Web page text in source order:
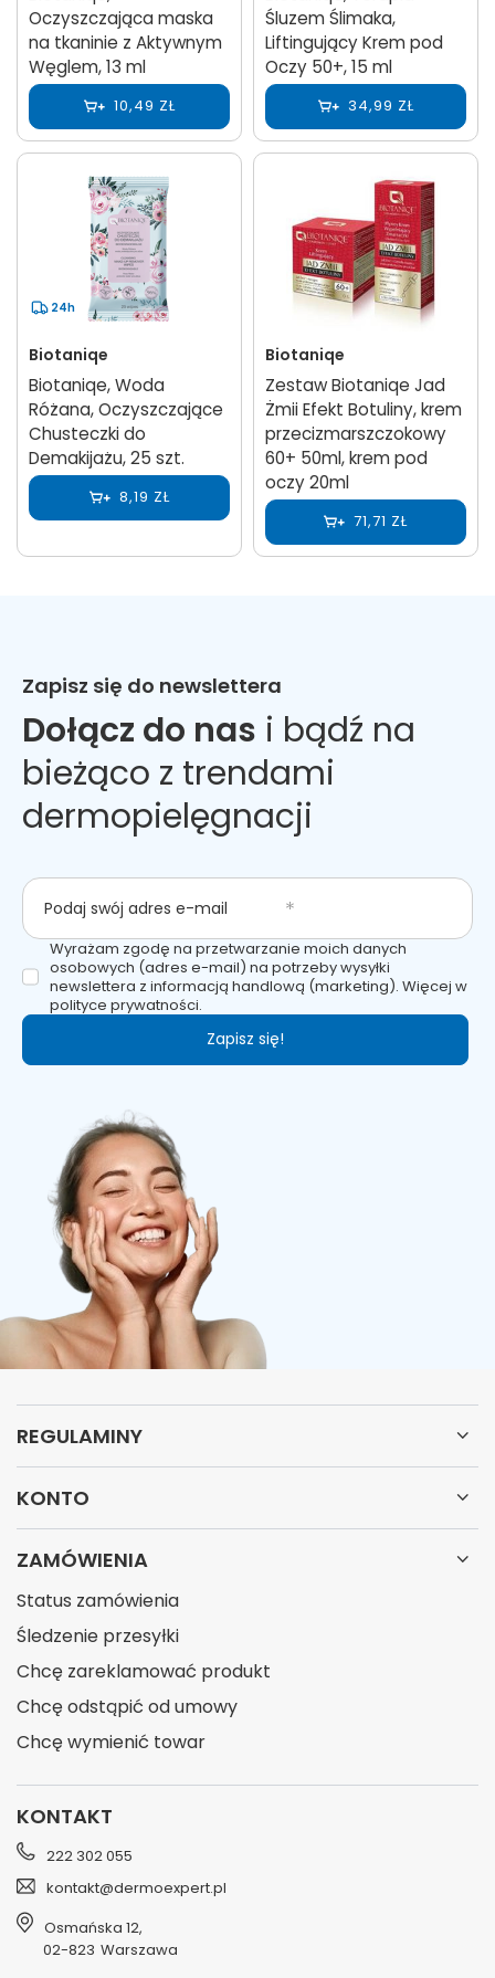
Oczyszczająca maska
na tkaninie z Aktywnym
Węglem, 13 ml
10,49 ZŁ
Śluzem Ślimaka,
Liftingujący Krem pod
Oczy 50+, 15 ml
34,99 ZŁ
24h
Biotaniqe
Biotaniqe, Woda
Różana, Oczyszczające
Chusteczki do
Demakijażu, 25 szt.
8,19 ZŁ
Biotaniqe
Zestaw Biotaniqe Jad
Żmii Efekt Botuliny, krem
przecizmarszczokowy
60+ 50ml, krem pod
oczy 20ml
71,71 ZŁ
Zapisz się do newslettera
Dołącz do nas i bądź na
bieżąco z trendami
dermopielęgnacji
Podaj swój adres e-mail
Wyrażam zgodę na przetwarzanie moich danych
osobowych (adres e-mail) na potrzeby wysyłki
newslettera z informacją handlową (marketing). Więcej w
polityce prywatności.
Zapisz się!
REGULAMINY
KONTO
ZAMÓWIENIA
Status zamówienia
Śledzenie przesyłki
Chcę zareklamować produkt
Chcę odstąpić od umowy
Chcę wymienić towar
KONTAKT
222 302 055
kontakt@dermoexpert.pl
Osmańska 12,
02-823 Warszawa